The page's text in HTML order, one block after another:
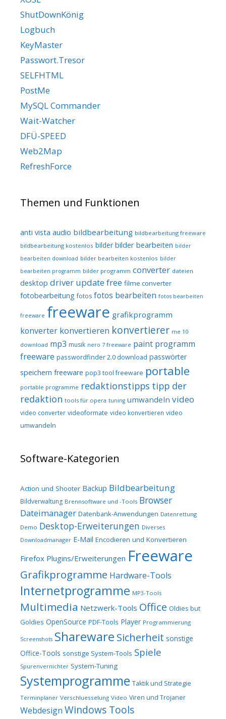
ShutDownKönig
Logbuch
KeyMaster
Passwort.Tresor
SELFHTML
PostMe
MySQL Commander
Wait-Watcher
DFÜ-SPEED
Web2Map
RefreshForce
Themen und Funktionen
anti vista audio bildbearbeitung bildbearbeitung freeware
bildbearbeitung kostenlos bilder bilder bearbeiten bilder
bearbeiten download bilder bearbeiten kostenlos bilder
bearbeiten programm bilder programm converter dateien
desktop driver update free filme converter
fotobearbeitung fotos fotos bearbeiten fotos bearbeiten
freeware freeware grafikprogramm
konverter konvertieren konvertierer me 10
download mp3 musik nero 7 freeware paint programm
freeware passwordfinder 2.0 download passwörter
speichern freeware pop3 tool freeware portable
portable programme redaktionstipps tipp der
redaktion tools für opera tuning umwandeln video
video converter videoformate video konvertieren video
umwandeln
Software-Kategorien
Action und Shooter Backup Bildbearbeitung
Bildverwaltung Brennsoftware und -Tools Browser
Dateimanager Datenbank-Anwendungen Datenrettung
Demo Desktop-Erweiterungen Diverses
Downloadmanager E-Mail Encodieren und Konvertieren
Firefox Plugins/Erweiterungen Freeware
Grafikprogramme Hardware-Tools
Internetprogramme MP3-Tools
Multimedia Netzwerk-Tools Office Oldies but
Goldies OpenSource PDF-Tools Player Programmierung
Screenshots Shareware Sicherheit sonstige
Office-Tools sonstige System-Tools Spiele
Spurenvernichter System-Tuning
Systemprogramme Taktik und Strategie
Terminplaner Verschluesselung Video Viren und Trojaner
Webdesign Windows Tools